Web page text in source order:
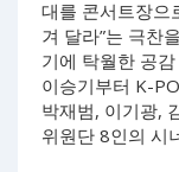
대를 콘서트장으
겨 달라”는 극찬
기에 탁월한 공
이승기부터 K-
박재범, 이기광,
위원단 8인의 시